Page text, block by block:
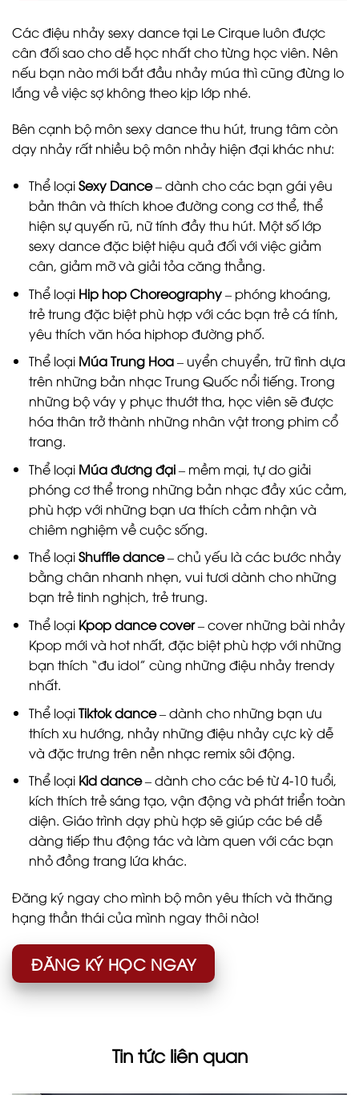
Các điệu nhảy sexy dance tại Le Cirque luôn được
cân đối sao cho dễ học nhất cho từng học viên. Nên
nếu bạn nào mới bắt đầu nhảy múa thì cũng đừng lo
lắng về việc sợ không theo kịp lớp nhé.
Bên cạnh bộ môn sexy dance thu hút, trung tâm còn
dạy nhảy rất nhiều bộ môn nhảy hiện đại khác như:
Thể loạiSexy Dance– dành cho các bạn gái yêu
bản thân và thích khoe đường cong cơ thể, thể
hiện sự quyến rũ, nữ tính đầy thu hút. Một số lớp
sexy dance đặc biệt hiệu quả đối với việc giảm
cân, giảm mỡ và giải tỏa căng thẳng.
Thể loại Hip hop Choreography– phóng khoáng,
trẻ trung đặc biệt phù hợp với các bạn trẻ cá tính,
yêu thích văn hóa hiphop đường phố.
Thể loại Múa Trung Hoa– uyển chuyển, trữ tình dựa
trên những bản nhạc Trung Quốc nổi tiếng. Trong
những bộ váy y phục thướt tha, học viên sẽ được
hóa thân trở thành những nhân vật trong phim cổ
trang.
Thể loại Múa đương đại– mềm mại, tự do giải
phóng cơ thể trong những bản nhạc đầy xúc cảm,
phù hợp với những bạn ưa thích cảm nhận và
chiêm nghiệm về cuộc sống.
Thể loạiShuffle dance– chủ yếu là các bước nhảy
bằng chân nhanh nhẹn, vui tươi dành cho những
bạn trẻ tinh nghịch, trẻ trung.
Thể loại Kpop dance cover– cover những bài nhảy
Kpop mới và hot nhất, đặc biệt phù hợp với những
bạn thích “đu idol” cùng những điệu nhảy trendy
nhất.
Thể loạiTiktok dance– dành cho những bạn ưu
thích xu hướng, nhảy những điệu nhảy cực kỳ dễ
và đặc trưng trên nền nhạc remix sôi động.
Thể loại Kid dance– dành cho các bé từ 4-10 tuổi,
kích thích trẻ sáng tạo, vận động và phát triển toàn
diện. Giáo trình dạy phù hợp sẽ giúp các bé dễ
dàng tiếp thu động tác và làm quen với các bạn
nhỏ đồng trang lứa khác.
Đăng ký ngay cho mình bộ môn yêu thích và thăng
hạng thần thái của mình ngay thôi nào!
ĐĂNG KÝ HỌC NGAY
Tin tức liên quan